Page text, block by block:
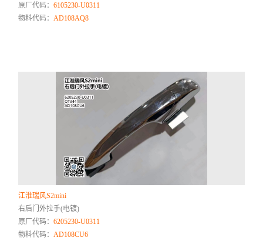
原厂代码：6105230-U0311
物料代码：AD108AQ8
江淮瑞风S2mini
右后门外拉手(电镀)
原厂代码：6205230-U0311
物料代码： AD108CU6